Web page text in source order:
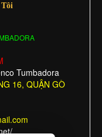
Tumbadora
16, QUẬN GÒ